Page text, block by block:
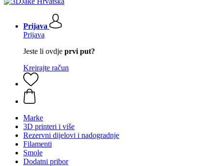
Prijava
Prijava
Jeste li ovdje prvi put?
Kreirajte račun
Marke
3D printeri i više
Rezervni dijelovi i nadogradnje
Filamenti
Smole
Dodatni pribor